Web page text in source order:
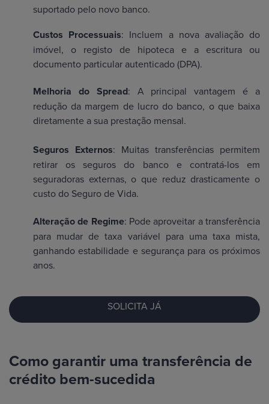
suportado pelo novo banco.
Custos Processuais: Incluem a nova avaliação do
imóvel, o registo de hipoteca e a escritura ou
documento particular autenticado (DPA).
Melhoria do Spread: A principal vantagem é a
redução da margem de lucro do banco, o que baixa
diretamente a sua prestação mensal.
Seguros Externos: Muitas transferências permitem
retirar os seguros do banco e contratá-los em
seguradoras externas, o que reduz drasticamente o
custo do Seguro de Vida.
Alteração de Regime: Pode aproveitar a transferência
para mudar de taxa variável para uma taxa mista,
ganhando estabilidade e segurança para os próximos
anos.
SOLICITA JÁ
Como garantir uma transferência de
crédito bem-sucedida